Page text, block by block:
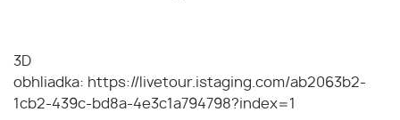
3D
obhliadka: https://livetour.istaging.com/ab2063b2-
1cb2-439c-bd8a-4e3c1a794798?index=1